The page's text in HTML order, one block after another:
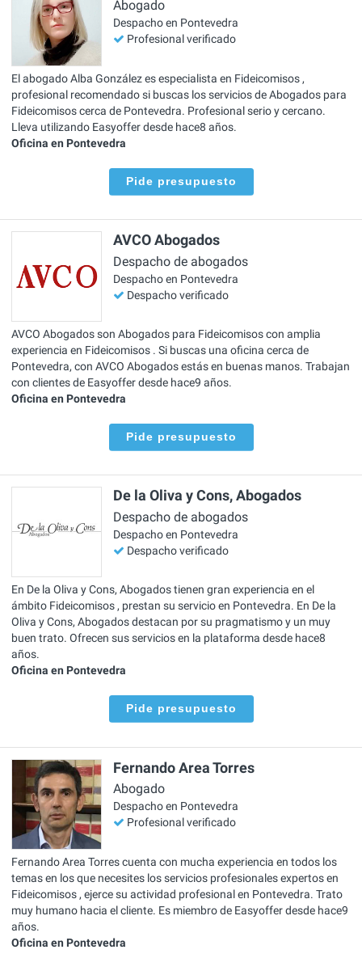
Abogado
Despacho en Pontevedra
Profesional verificado
El abogado Alba González es especialista en Fideicomisos ,
profesional recomendado si buscas los servicios de Abogados para
Fideicomisos cerca de Pontevedra. Profesional serio y cercano.
Lleva utilizando Easyoffer desde hace8 años.
Oficina en Pontevedra
Pide presupuesto
AVCO Abogados
Despacho de abogados
Despacho en Pontevedra
Despacho verificado
AVCO Abogados son Abogados para Fideicomisos con amplia
experiencia en Fideicomisos . Si buscas una oficina cerca de
Pontevedra, con AVCO Abogados estás en buenas manos. Trabajan
con clientes de Easyoffer desde hace9 años.
Oficina en Pontevedra
Pide presupuesto
De la Oliva y Cons, Abogados
Despacho de abogados
Despacho en Pontevedra
Despacho verificado
En De la Oliva y Cons, Abogados tienen gran experiencia en el
ámbito Fideicomisos , prestan su servicio en Pontevedra. En De la
Oliva y Cons, Abogados destacan por su pragmatismo y un muy
buen trato. Ofrecen sus servicios en la plataforma desde hace8
años.
Oficina en Pontevedra
Pide presupuesto
Fernando Area Torres
Abogado
Despacho en Pontevedra
Profesional verificado
Fernando Area Torres cuenta con mucha experiencia en todos los
temas en los que necesites los servicios profesionales expertos en
Fideicomisos , ejerce su actividad profesional en Pontevedra. Trato
muy humano hacia el cliente. Es miembro de Easyoffer desde hace9
años.
Oficina en Pontevedra